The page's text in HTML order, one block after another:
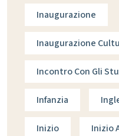
Inaugurazione
Inaugurazione
Incontro Con Gli
Infanzia
Inizio Inizio